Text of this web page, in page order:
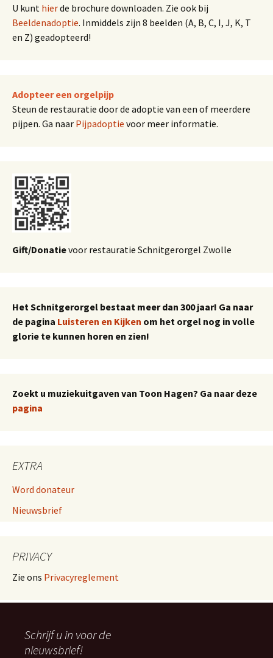
U kunt hierde brochure downloaden. Zie ook bij
Beeldenadoptie. Inmiddels zijn 8 beelden (A, B, C, I, J, K, T
en Z) geadopteerd!
Adopteer een orgelpijp
Steun de restauratie door de adoptie van een of meerdere
pijpen. Ga naar Pijpadoptie voor meer informatie.
Gift/Donatievoor restauratie Schnitgerorgel Zwolle
Het Schnitgerorgel bestaat meer dan 300 jaar! Ga naar
de pagina Luisteren en Kijken om het orgel nog in volle
glorie te kunnen horen en zien!
Zoekt u muziekuitgaven van Toon Hagen? Ga naar deze
pagina
EXTRA
Word donateur
Nieuwsbrief
PRIVACY
Zie ons Privacyreglement
Schrijf u in voor de
nieuwsbrief!